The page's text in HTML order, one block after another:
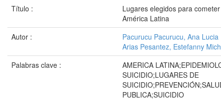
Título :
Lugares elegidos para
América Latina
Autor :
Pacurucu Pacurucu, Ana Lucia
Arias Pesantez, Estefanny
Palabras clave :
AMERICA
SUICIDIO;LUGARES DE
PUBLICA;SUICIDIO